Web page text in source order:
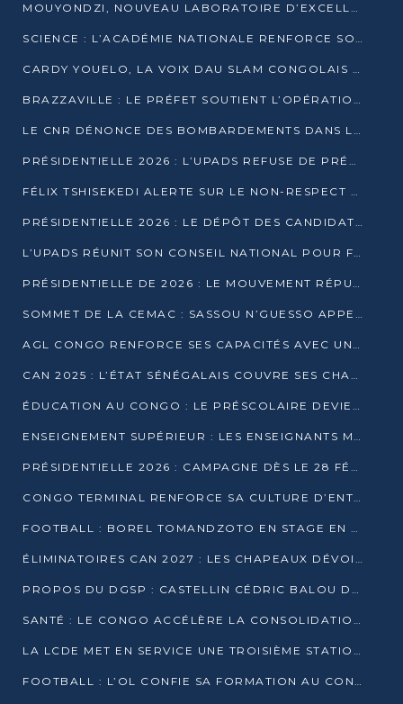
MOUYONDZI, NOUVEAU LABORATOIRE D’EXCELLENCE PÉDAGOGIQUE AVEC L’ENFICE
SCIENCE : L’ACADÉMIE NATIONALE RENFORCE SON ÉQUIPE ET TRACE SA FEUILLE DE ROUTE 2026
CARDY YOUELO, LA VOIX DAU SLAM CONGOLAIS QUI INTERPELLE LE MONDE
BRAZZAVILLE : LE PRÉFET SOUTIENT L’OPÉRATION « ZÉRO KULUNA » ET APPELLE À LA VIGILANCE CITOYENNE
LE CNR DÉNONCE DES BOMBARDEMENTS DANS LE POOL ET ACCUSE LE GOUVERNEMENT
PRÉSIDENTIELLE 2026 : L’UPADS REFUSE DE PRÉSENTER UN CANDIDAT ET DÉNONCE UN PROCESSUS NON CRÉDIBLE
FÉLIX TSHISEKEDI ALERTE SUR LE NON-RESPECT DES ENGAGEMENTS DE PAIX APRÈS SA RENCONTRE AVEC D. SASSOU-NGUESSO
PRÉSIDENTIELLE 2026 : LE DÉPÔT DES CANDIDATURES OUVERT DU 29 JANVIER AU 12 FÉVRIER
L’UPADS RÉUNIT SON CONSEIL NATIONAL POUR FIXER SA LIGNE POLITIQUE À DEUX MOIS DE LA PRÉSIDENTIELLE
PRÉSIDENTIELLE DE 2026 : LE MOUVEMENT RÉPUBLICAIN DÉNONCE UNE CONVOCATION ÉLECTORALE « OPAQUE ET PRÉCIPITÉE »
SOMMET DE LA CEMAC : SASSOU N’GUESSO APPELLE À LA VIGILANCE FACE AUX RISQUES ÉCONOMIQUES
AGL CONGO RENFORCE SES CAPACITÉS AVEC UNE GRUE DE 250 TONNES
CAN 2025 : L’ÉTAT SÉNÉGALAIS COUVRE SES CHAMPIONS D’AFRIQUE DE RÉCOMPENSES EXCEPTIONNELLES
ÉDUCATION AU CONGO : LE PRÉSCOLAIRE DEVIENT OBLIGATOIRE, LE BTS CONSACRÉ DIPLÔME D’ÉTAT
ENSEIGNEMENT SUPÉRIEUR : LES ENSEIGNANTS MAINTIENNENT LA GRÈVE ET EXIGENT UN ACCORD ÉCRIT AVEC L’ÉTAT
PRÉSIDENTIELLE 2026 : CAMPAGNE DÈS LE 28 FÉVRIER, SCRUTIN LES 12 ET 15 MARS
CONGO TERMINAL RENFORCE SA CULTURE D’ENTREPRISE AVEC LE PROGRAMME « WIN TOGETHER »
FOOTBALL : BOREL TOMANDZOTO EN STAGE EN ESPAGNE AVEC POLISSYA FC
ÉLIMINATOIRES CAN 2027 : LES CHAPEAUX DÉVOILÉS, LE CONGO FIXÉ SUR SON SORT
PROPOS DU DGSP : CASTELLIN CÉDRIC BALOU DÉNONCE DES PROPOS INTIMIDANTS
SANTÉ : LE CONGO ACCÉLÈRE LA CONSOLIDATION DE L’OFFRE DE SOINS
LA LCDE MET EN SERVICE UNE TROISIÈME STATION D’EAU POTABLE À MFILOU
FOOTBALL : L’OL CONFIE SA FORMATION AU CONGOLAIS CHRISTIAN BASSILA